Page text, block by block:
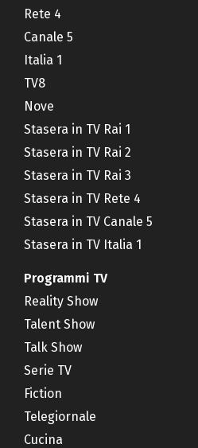
Rete 4
Canale 5
Italia 1
TV8
Nove
Stasera in TV Rai 1
Stasera in TV Rai 2
Stasera in TV Rai 3
Stasera in TV Rete 4
Stasera in TV Canale 5
Stasera in TV Italia 1
Programmi TV
Reality Show
Talent Show
Talk Show
Serie TV
Fiction
Telegiornale
Cucina